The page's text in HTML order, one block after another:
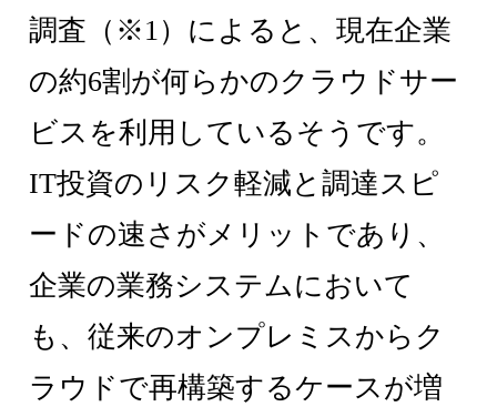
調査（※1）によると、現在企業
の約6割が何らかのクラウドサー
ビスを利用しているそうです。
IT投資のリスク軽減と調達スピ
ードの速さがメリットであり、
企業の業務システムにおいて
も、従来のオンプレミスからク
ラウドで再構築するケースが増